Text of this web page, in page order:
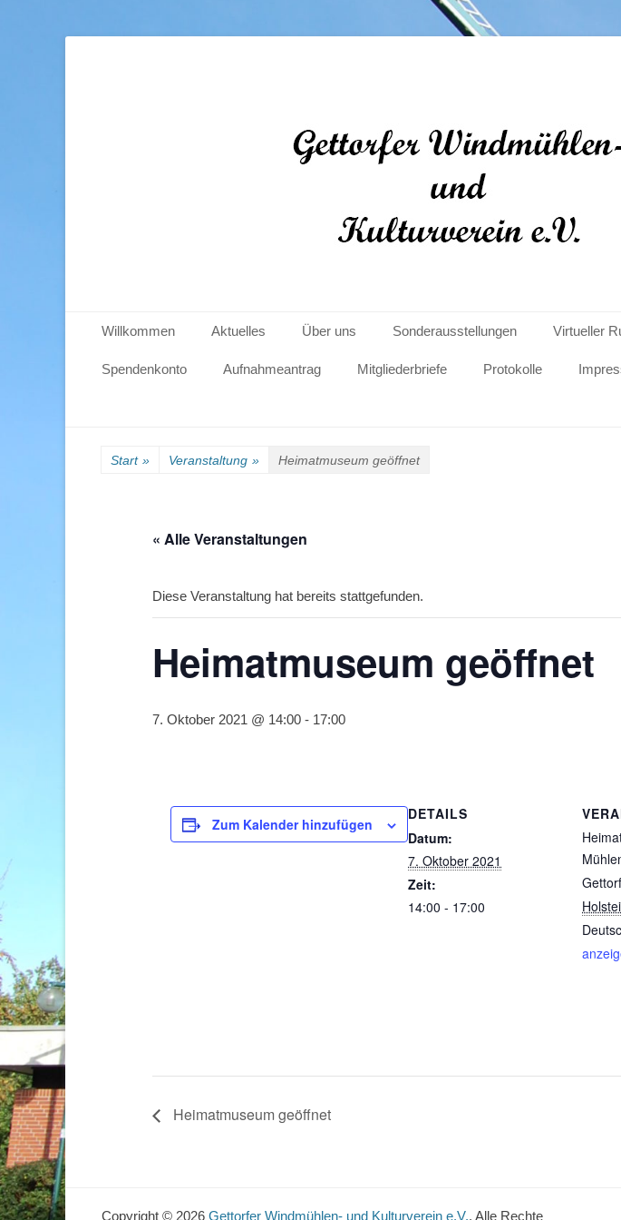
Gettorfer Windmühlen- und
Primäres Menü
Inhalt
springen
Willkommen Aktuelles Über uns Sonderausstellungen Virtueller
Spendenkonto Aufnahmeantrag Mitgliederbriefe Protokolle
Start » Veranstaltung » Heimatmuseum geöffnet
« Alle Veranstaltungen
Diese Veranstaltung hat bereits stattgefunden.
Heimatmuseum geöffnet
7. Oktober 2021 @ 14:00 - 17:00
Zum Kalender hinzufügen
DETAILS
Datum:
7. Oktober 2021
Zeit:
14:00 - 17:00
Gettorf
Heimatmuseum geöffnet
Copyright © 2026 Gettorfer Windmühlen- und Kulturverein e.V.. Alle Rechte